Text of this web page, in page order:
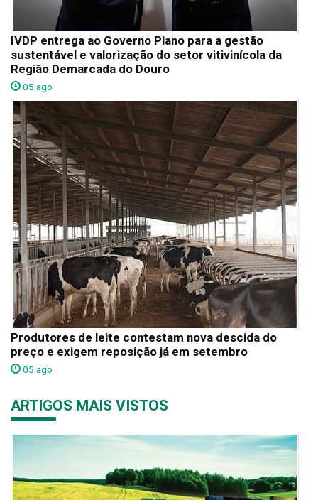
IVDP entrega ao Governo Plano para a gestão
sustentável e valorização do setor vitivinícola da
Região Demarcada do Douro
05 ago
Produtores de leite contestam nova descida do
preço e exigem reposição já em setembro
05 ago
ARTIGOS MAIS VISTOS